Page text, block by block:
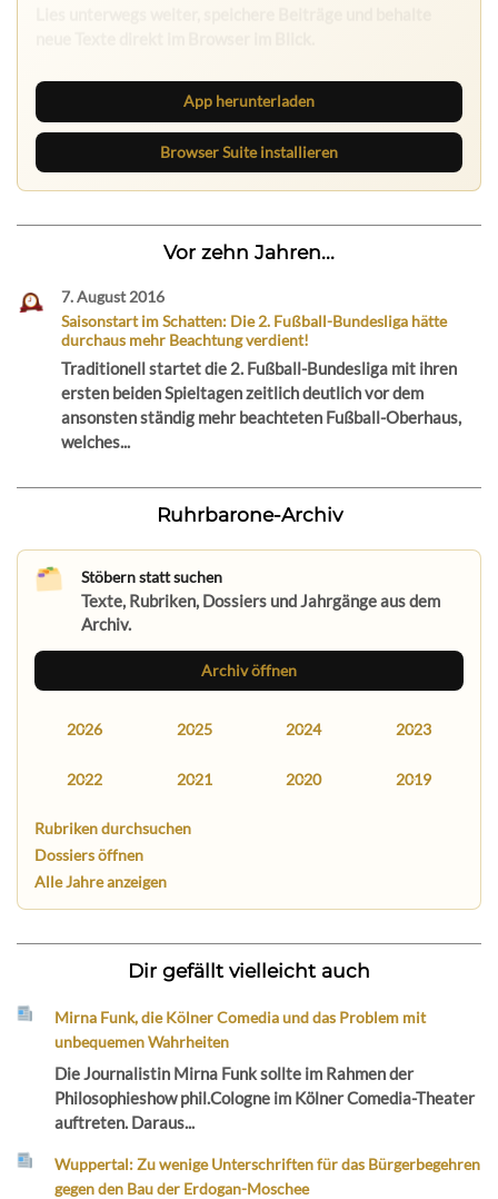
App herunterladen
Browser Suite installieren
Vor zehn Jahren...
7. August 2016
Saisonstart im Schatten: Die 2. Fußball-Bundesliga hätte
durchaus mehr Beachtung verdient!
Traditionell startet die 2. Fußball-Bundesliga mit ihren
ersten beiden Spieltagen zeitlich deutlich vor dem
ansonsten ständig mehr beachteten Fußball-Oberhaus,
welches...
Ruhrbarone-Archiv
Stöbern statt suchen
Texte, Rubriken, Dossiers und Jahrgänge aus dem
Archiv.
Archiv öffnen
2026 2025 2024 2023
2022 2021 2020 2019
Rubriken durchsuchen
Dossiers öffnen
Alle Jahre anzeigen
Dir gefällt vielleicht auch
Mirna Funk, die Kölner Comedia und das Problem mit
unbequemen Wahrheiten
Die Journalistin Mirna Funk sollte im Rahmen der
Philosophieshow phil.Cologne im Kölner Comedia-Theater
auftreten. Daraus...
Wuppertal: Zu wenige Unterschriften für das Bürgerbegehren
gegen den Bau der Erdogan-Moschee